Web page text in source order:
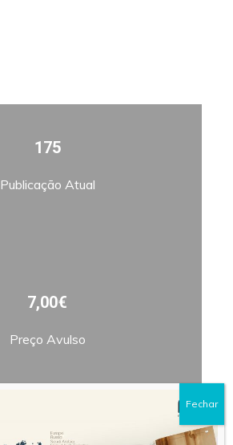
175
Publicação Atual
7,00€
Preço Avulso
Fechar